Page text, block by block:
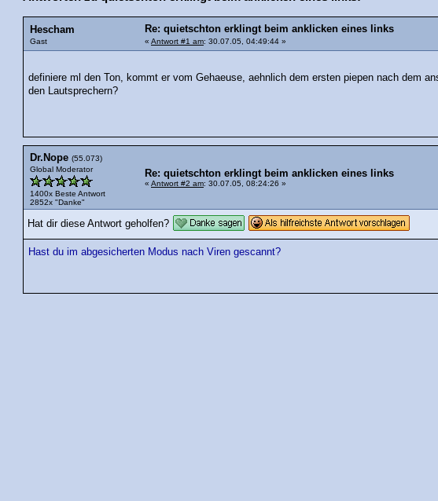
Hescham
Gast
Re: quietschton erklingt beim anklicken eines links
« Antwort #1 am: 30.07.05, 04:49:44 »
definiere ml den Ton, kommt er vom Gehaeuse, aehnlich dem ersten piepen nach dem
den Lautsprechern?
Dr.Nope (55.073)
Global Moderator
1400x Beste Antwort
2852x "Danke"
Re: quietschton erklingt beim anklicken eines links
« Antwort #2 am: 30.07.05, 08:24:26 »
Hat dir diese Antwort geholfen?
Hast du im abgesicherten Modus nach Viren gescannt?